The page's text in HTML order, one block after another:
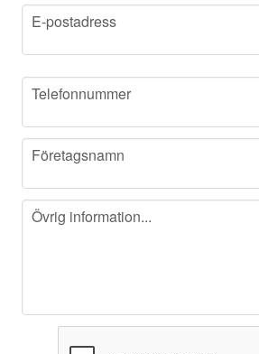
email
E-postadress
phone
Telefonnummer
company
Företagsnamn
message
Övrig information...